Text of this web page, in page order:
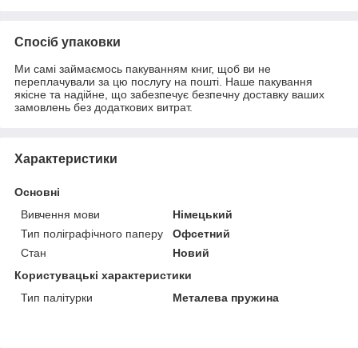
Спосіб упаковки
Ми самі займаємось пакуванням книг, щоб ви не
переплачували за цю послугу на пошті. Наше пакування
якісне та надійне, що забезпечує безпечну доставку ваших
замовлень без додаткових витрат.
Характеристики
Основні
Вивчення мови
Німецький
Тип поліграфічного паперу
Офсетний
Стан
Новий
Користувацькі характеристики
Тип палітурки
Металева пружина